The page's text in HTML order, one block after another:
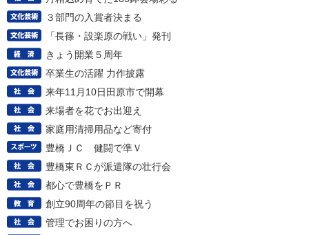
３部門の入賞者決まる
「長篠・設楽原の戦い」発刊
きょう開業５周年
卒業生の活躍 力作披露
来年11月10日田原市で開幕
来場者を花でお出迎え
家庭用清掃用品など寄付
豊橋ＪＣ 健闘で準Ｖ
豊橋東ＲＣが派遣隊の壮行会
都心で豊橋をＰＲ
創立90周年の節目を祝う
管理でお困りの方へ